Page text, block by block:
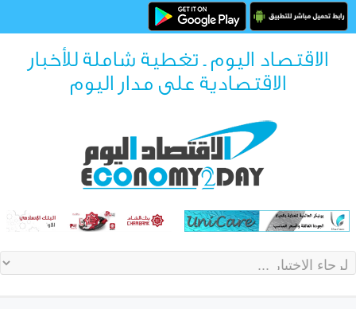
الاقتصاد اليوم ـ تغطية شاملة للأخبار
الاقتصادية على مدار اليوم